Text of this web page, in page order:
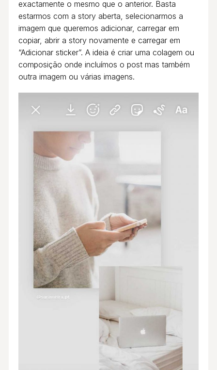
exactamente o mesmo que o anterior. Basta
estarmos com a story aberta, selecionarmos a
imagem que queremos adicionar, carregar em
copiar, abrir a story novamente e carregar em
“Adicionar sticker”. A ideia é criar uma colagem ou
composição onde incluímos o post mas também
outra imagem ou várias imagens.